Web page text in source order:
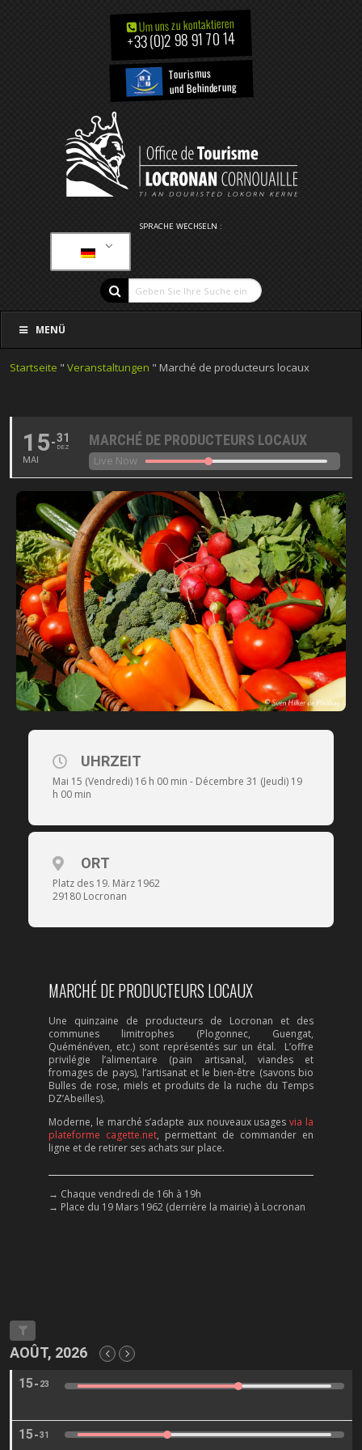
Um uns zu kontaktieren
+33 (0)2 98 91 70 14
Tourismus
und Behinderung
SPRACHE WECHSELN :
MENÜ
Startseite "Veranstaltungen " Marché de producteurs locaux
15
MAI
31
DEZ MARCHÉ DE PRODUCTEURS LOCAUX
Live Now
UHRZEIT
Mai 15 (Vendredi) 16 h 00 min - Décembre 31 (Jeudi) 19
h 00 min
ORT
Platz des 19. März 1962
29180 Locronan
MARCHÉ DE PRODUCTEURS LOCAUX
Une quinzaine de producteurs de Locronan et des
communes limitrophes (Plogonnec, Guengat,
Quéménéven, etc.) sont représentés sur un étal. L’offre
privilégie l’alimentaire (pain artisanal, viandes et
fromages de pays), l’artisanat et le bien-être (savons bio
Bulles de rose, miels et produits de la ruche du Temps
DZ’Abeilles).
Moderne, le marché s’adapte aux nouveaux usagesvia la
plateforme cagette.net, permettant de commander en
ligne et de retirer ses achats sur place.
→ Chaque vendredi de 16h à 19h
→ Place du 19 Mars 1962 (derrière la mairie) à Locronan
AOÛT, 2026
15 23
15 31